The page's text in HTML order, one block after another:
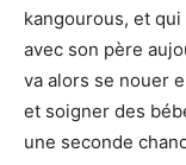
kangourous, et
avec son père
va alors se nouer
et soigner des
une seconde